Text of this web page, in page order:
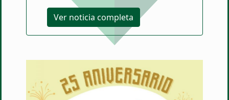
Ver noticia completa